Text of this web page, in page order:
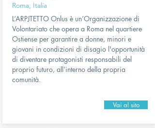
Roma, Italia
L’ARPJTETTO Onlus è un’Organizzazione di
Volontariato che opera a Roma nel quartiere
Ostiense per garantire a donne, minori e
giovani in condizioni di disagio l'opportunità
di diventare protagonisti responsabili del
proprio futuro, all’interno della propria
comunità.
Vai al sito